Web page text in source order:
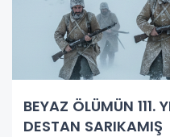
BEYAZ ÖLÜMÜN 111.
DESTAN SARIKAMIŞ